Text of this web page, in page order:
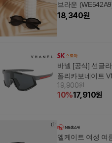
브라운
18,340원
바넬 [공식] 선글
폴리카보네이트
닝 낚시
19,900원
10%17,910원
엘케이트 여성 여